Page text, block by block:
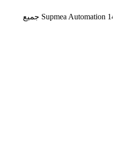
حقوق الطبع والنشر © 2006 - 1448 Supmea Automation جميع